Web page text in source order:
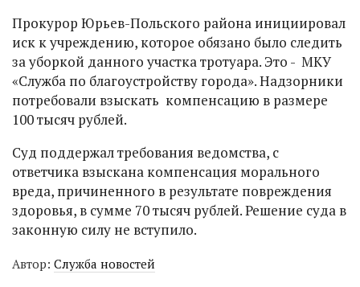
Прокурор Юрьев-Польского района инициировал
иск к учреждению, которое обязано было следить
за уборкой данного участка тротуара. Это - МКУ
«Служба по благоустройству города». Надзорники
потребовали взыскать компенсацию в размере
100 тысяч рублей.
Суд поддержал требования ведомства, с
ответчика взыскана компенсация морального
вреда, причиненного в результате повреждения
здоровья, в сумме 70 тысяч рублей. Решение суда в
законную силу не вступило.
Автор: Служба новостей